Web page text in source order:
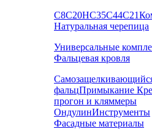
С8С20НС35С44С21
Натуральная черепица
Универсальные
Фальцевая кровля
фальцПримыкание
прогон и кляммеры
ОндулинИнструменты
Фасадные материалы